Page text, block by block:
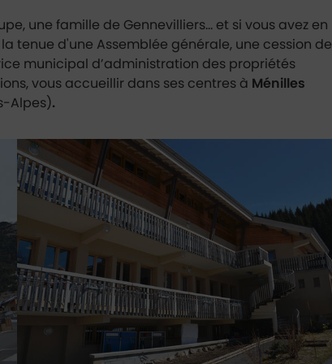
Les Gets
une famille de Gennevilliers… et si vous avez en
tenue d'une Assemblée générale, une cession de
municipal d’administration des propriétés
vous accueillir dans ses centres à Ménilles
Alpes).